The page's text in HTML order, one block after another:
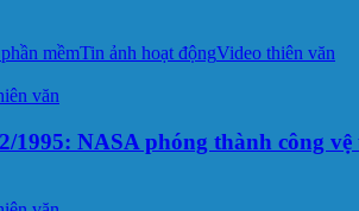
mềmTin ảnh hoạt độngVideo thiên văn
văn
1995: NASA phóng thành công